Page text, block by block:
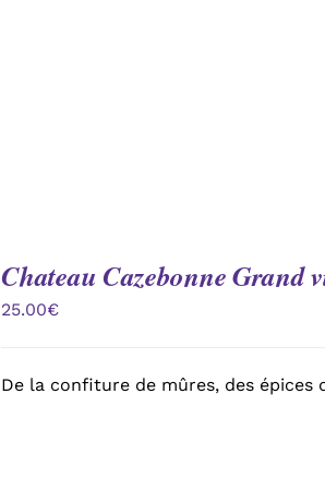
Chateau Cazebonne Grand
25.00€
De la confiture de mûres, des